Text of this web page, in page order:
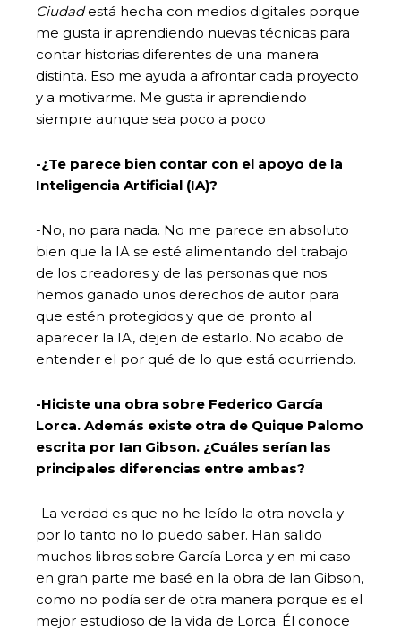
Ciudadestá hecha con medios digitales porque
me gusta ir aprendiendo nuevas técnicas para
contar historias diferentes de una manera
distinta. Eso me ayuda a afrontar cada proyecto
y a motivarme. Me gusta ir aprendiendo
siempre aunque sea poco a poco
-¿Te parece bien contar con el apoyo de la
Inteligencia Artificial (IA)?
-No, no para nada. No me parece en absoluto
bien que la IA se esté alimentando del trabajo
de los creadores y de las personas que nos
hemos ganado unos derechos de autor para
que estén protegidos y que de pronto al
aparecer la IA, dejen de estarlo. No acabo de
entender el por qué de lo que está ocurriendo.
-Hiciste una obra sobre Federico García
Lorca. Además existe otra de Quique Palomo
escrita por Ian Gibson. ¿Cuáles serían las
principales diferencias entre ambas?
-La verdad es que no he leído la otra novela y
por lo tanto no lo puedo saber. Han salido
muchos libros sobre García Lorca y en mi caso
en gran parte me basé en la obra de Ian Gibson,
como no podía ser de otra manera porque es el
mejor estudioso de la vida de Lorca. Él conoce